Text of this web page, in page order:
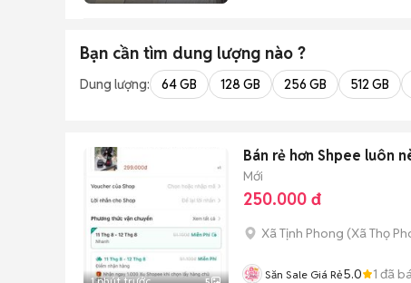
Bạn cần tìm dung lượng nào ?
Dung lượng: 64 GB 128 GB 256 GB 512 GB
Bán rẻ hơn Shpee luôn
Mới
250.000 đ
Xã Tịnh Phong (Xã Thọ
Săn Sale Giá Rẻ5.0 1 đã